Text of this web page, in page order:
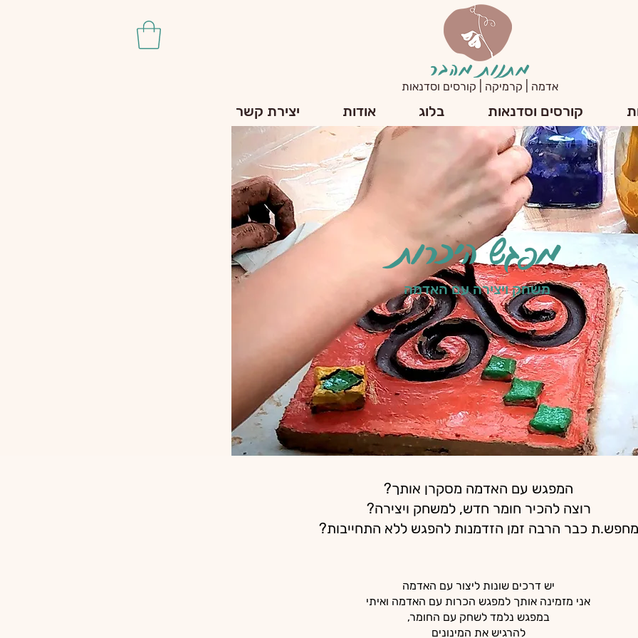
מתנות מהבר
אדמה | קרמיקה | קורסים וסדנאות
קורסים וסדנאות בלוג אודות יצירת קשר
מפגש היכרות
משחק ויצירה עם האדמה
המפגש עם האדמה מסקרן אותך?
רוצה להכיר חומר חדש, למשחק ויצירה?
מחפש.ת כבר הרבה זמן הזדמנות להפגש ללא התחייבות?
יש דרכים שונות ליצור עם האדמה
אני מזמינה אותך למפגש הכרות עם האדמה ואיתי
במפגש נלמד לשחק עם החומר,
להרגיש את המינונים